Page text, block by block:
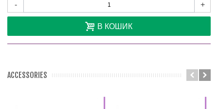
- +
В КОШИК
ACCESSORIES